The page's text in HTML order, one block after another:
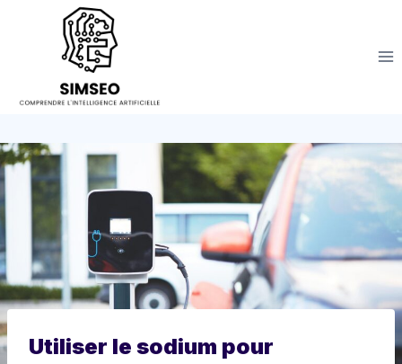
Utiliser le sodium pour